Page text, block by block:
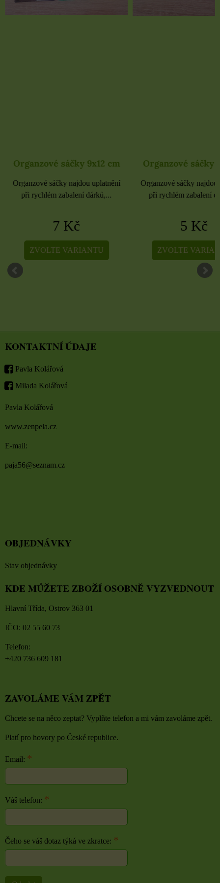
Organzové sáčky 9x12 cm
Organzové sáčky najdou uplatnění
při rychlém zabalení dárků,...
7 Kč
ZVOLTE VARIANTU
Organzové sáčky
Organzové sáčky najdou
při rychlém zabalení
5 Kč
ZVOLTE
KONTAKTNÍ ÚDAJE
Pavla Kolářová
Milada Kolářová
Pavla Kolářová
www.zenpela.cz
E-mail:
paja56@seznam.cz
OBJEDNÁVKY
Stav objednávky
KDE MŮŽETE ZBOŽÍ OSOBNĚ VYZVEDNOUT
Hlavní Třída, Ostrov 363 01
IČO: 02 55 60 73
Telefon:
+420 736 609 181
ZAVOLÁME VÁM ZPĚT
Chcete se na něco zeptat? Vyplňte telefon a mi vám zavoláme zpět.
Platí pro hovory po České republice.
Email: *
Váš telefon: *
Čeho se váš dotaz týká ve zkratce: *